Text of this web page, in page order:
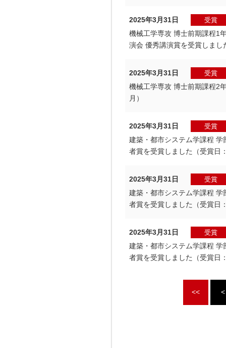
2025年3月31日 受賞
機械工学専攻 博士前期課程1
演会 優秀講演賞を受賞しま
2025年3月31日 受賞
機械工学専攻 博士前期課程2
月）
2025年3月31日 受賞
建築・都市システム学課程
者賞を受賞しました（受賞日
2025年3月31日 受賞
建築・都市システム学課程
者賞を受賞しました（受賞日
2025年3月31日 受賞
建築・都市システム学課程
者賞を受賞しました（受賞日
<< <